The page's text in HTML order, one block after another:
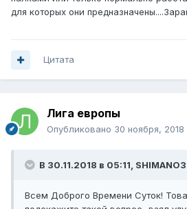
для которых они
Цитата
Лига европы
Опубликовано 30 ноября, 2018
В 30.11.2018 в 05:11,
Всем Доброго Времени Суток!